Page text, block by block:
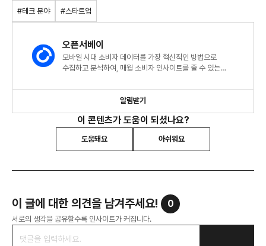
#테크 분야 #스타트업
오픈서베이
모바일 시대 소비자 데이터를 가장 혁신적인 방법으로
수집하고 분석하여, 매월 소비자 인사이트를 줄 수 있는
알림받기
이 콘텐츠가 도움이 되셨나요?
도움돼요 아쉬워요
이 글에 대한 의견을 남겨주세요! 0
서로의 생각을 공유할수록 인사이트가 커집니다.